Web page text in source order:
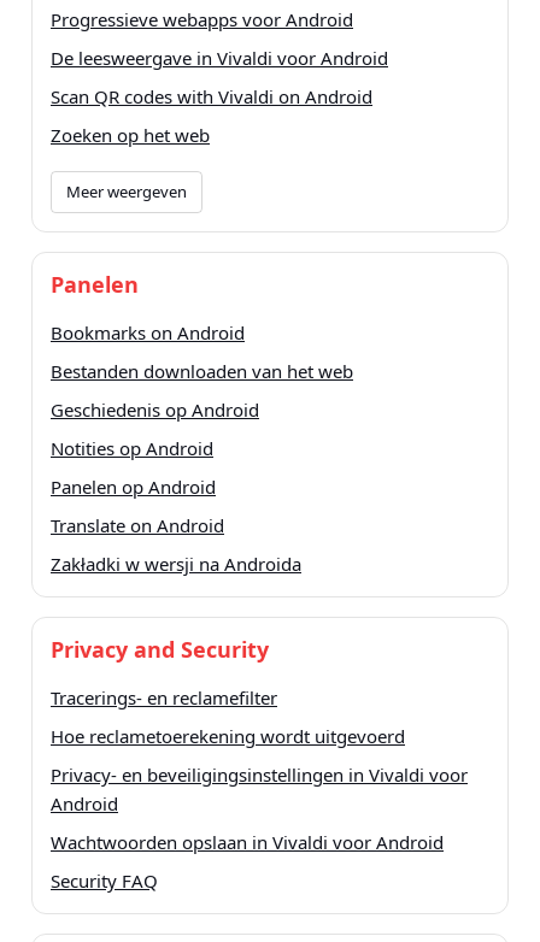
Progressieve webapps voor Android
De leesweergave in Vivaldi voor Android
Scan QR codes with Vivaldi on Android
Zoeken op het web
Meer weergeven
Panelen
Bookmarks on Android
Bestanden downloaden van het web
Geschiedenis op Android
Notities op Android
Panelen op Android
Translate on Android
Zakładki w wersji na Androida
Privacy and Security
Tracerings- en reclamefilter
Hoe reclametoerekening wordt uitgevoerd
Privacy- en beveiligingsinstellingen in Vivaldi voor
Android
Wachtwoorden opslaan in Vivaldi voor Android
Security FAQ